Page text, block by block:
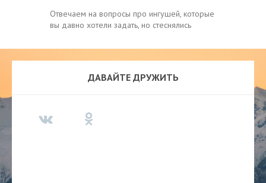
Отвечаем на вопросы про ингушей, которые
вы давно хотели задать, но стеснялись
ДАВАЙТЕ ДРУЖИТЬ